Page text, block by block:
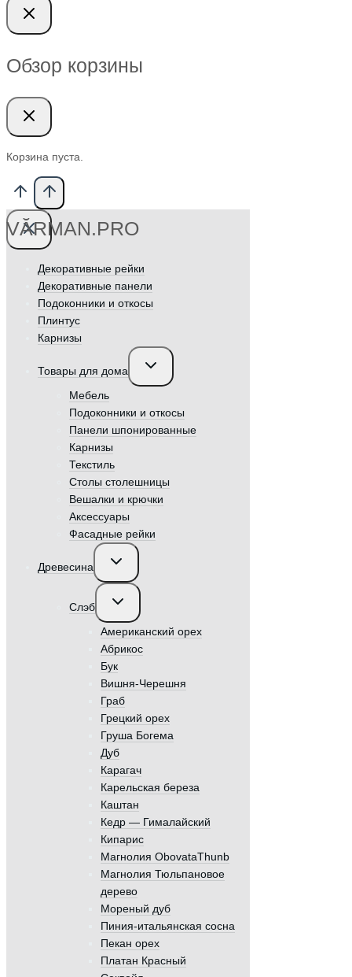
Обзор корзины
Корзина пуста.
VӐRMAN.PRO
Декоративные рейки
Декоративные панели
Подоконники и откосы
Плинтус
Карнизы
Товары для дома
Переключить
дочернее
Мебель
Подоконники и откосы
Панели шпонированные
Карнизы
Текстиль
Столы столешницы
Вешалки и крючки
Аксессуары
Фасадные рейки
Древесина
Переключить
дочернее
Слэб
Переключить
дочернее
Американский орех
Абрикос
Бук
Вишня-Черешня
Граб
Грецкий орех
Груша Богема
Дуб
Карагач
Карельская береза
Каштан
Кедр — Гималайский
Кипарис
Магнолия ObovataThunb
Магнолия Тюльпановое
дерево
Мореный дуб
Пиния-итальянская сосна
Пекан орех
Платан Красный